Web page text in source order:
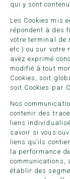
qui y sont
Les Cookies mis
répondent à des
votre terminal de
etc.) ou sur votre
avez exprimé
modifié à tout
Cookies, soit
soit Cookies par
Nos
contenir des
liens
savoir si vous
liens qu’ils
la performance
communications,
établir des